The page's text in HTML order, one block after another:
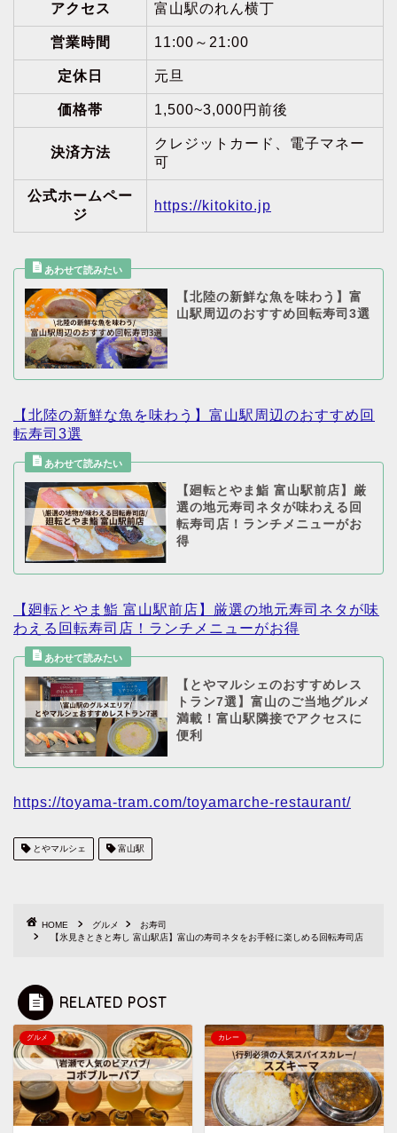
アクセス 富山駅のれん横丁
営業時間 11:00～21:00
定休日 元旦
価格帯 1,500~3,000円前後
決済方法
クレジットカード、電子マネー
可
公式ホームペー
ジ
https://kitokito.jp
【北陸の新鮮な魚を味わう】富
山駅周辺のおすすめ回転寿司3選
【北陸の新鮮な魚を味わう】富山駅周辺のおすすめ回
転寿司3選
【廻転とやま鮨 富山駅前店】厳
選の地元寿司ネタが味わえる回
転寿司店！ランチメニューがお
得
【廻転とやま鮨 富山駅前店】厳選の地元寿司ネタが味
わえる回転寿司店！ランチメニューがお得
【とやマルシェのおすすめレス
トラン7選】富山のご当地グルメ
満載！富山駅隣接でアクセスに
便利
https://toyama-tram.com/toyamarche-restaurant/
とやマルシェ 富山駅
HOME グルメ
お寿司
【氷見きときと寿し 富山駅店】富山の寿司ネタをお手軽に楽しめる回転寿司店
RELATED POST
グルメ カレー